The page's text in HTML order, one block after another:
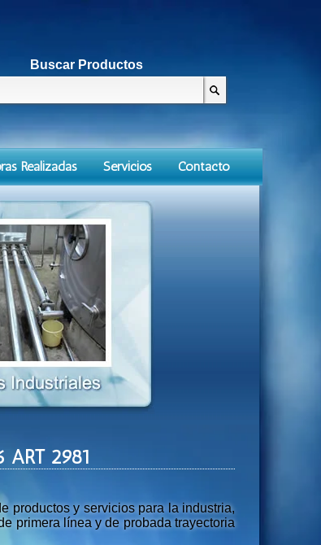
Buscar Productos
Realizadas Servicios Contacto
ART 2981
productos y servicios para la industria,
primera línea y de probada trayectoria